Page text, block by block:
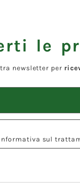
le
newsletter per
sul